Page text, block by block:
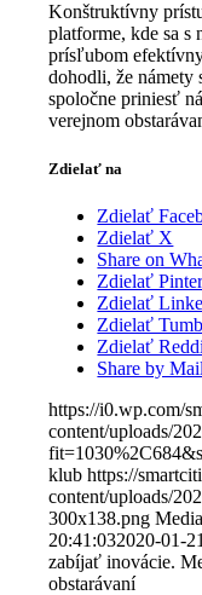
Konštruktívny
platforme, kde sa s
prísľubom
dohodli, že
spoločne priniesť
verejnom
Zdielať na
Zdielať
Zdielať X
Share on
Zdielať
Zdielať
Zdielať
Zdielať
Share by Mail
https://i0.wp.com/
content/uploads/
klub https://
content/uploads/
300x138.png
20:41:032020-01-
zabíjať inovácie.
obstarávaní